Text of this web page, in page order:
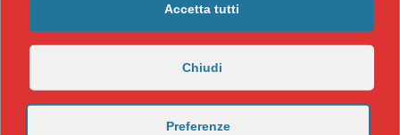
Accetta tutti
Chiudi
Preferenze